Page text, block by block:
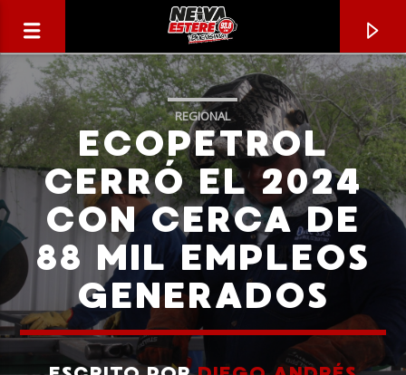
CANCIÓN ACTUAL
REGIONAL
ECOPETROL
CERRÓ EL 2024
CON CERCA DE
88 MIL EMPLEOS
GENERADOS